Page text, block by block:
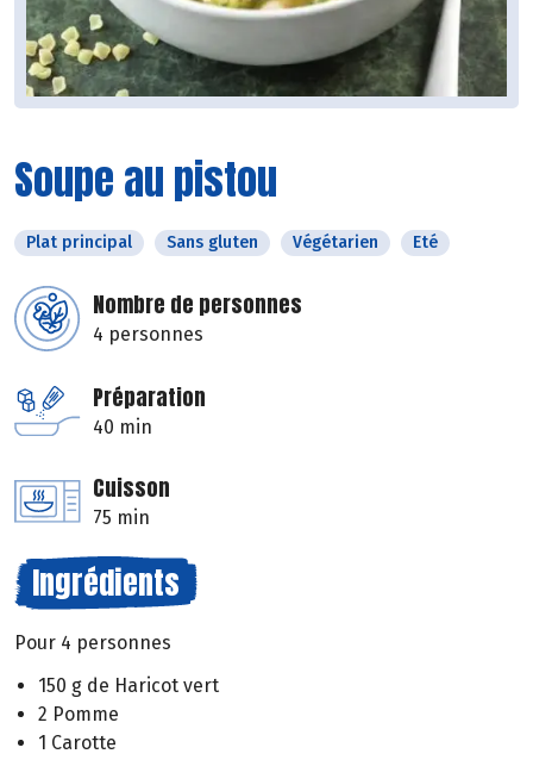
Soupe au pistou
Plat principal Sans gluten Végétarien Eté
Nombre de personnes
4 personnes
Préparation
40 min
Cuisson
75 min
Ingrédients
Pour 4 personnes
150 g de Haricot vert
2 Pomme
1 Carotte